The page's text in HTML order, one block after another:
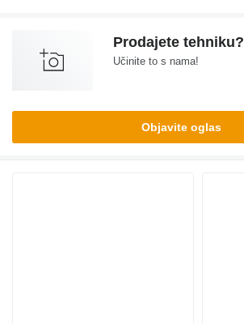
Prodajete tehniku?
Učinite to s nama!
Objavite oglas